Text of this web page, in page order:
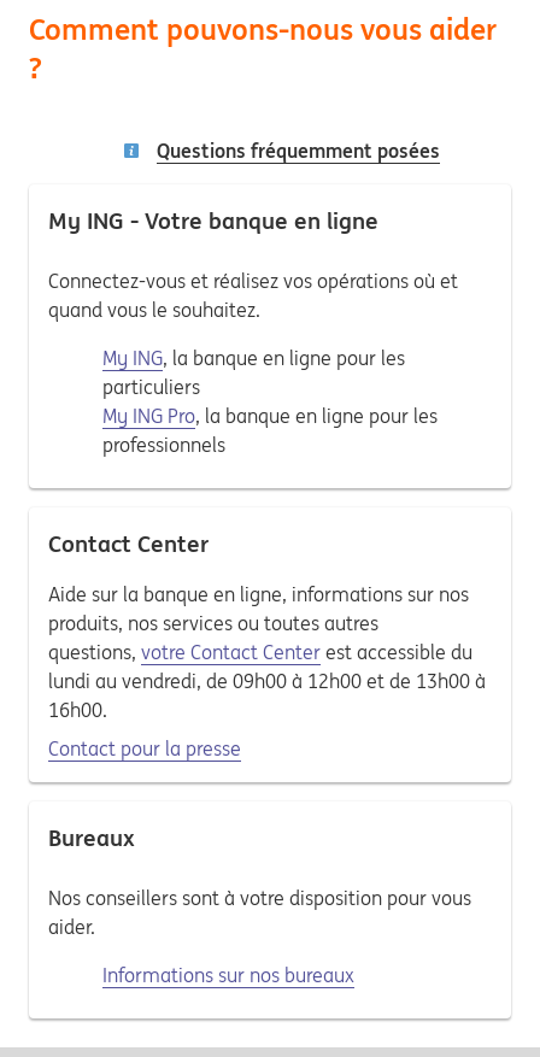
Comment pouvons-nous vous aider
?
Questions fréquemment posées
My ING - Votre banque en ligne
Connectez-vous et réalisez vos opérations où et
quand vous le souhaitez.
My ING, la banque en ligne pour les
particuliers
My ING Pro, la banque en ligne pour les
professionnels
Contact Center
Aide sur la banque en ligne, informations sur nos
produits, nos services ou toutes autres
questions, votre Contact Center est accessible du
lundi au vendredi, de 09h00 à 12h00 et de 13h00 à
16h00.
Contact pour la presse
Bureaux
Nos conseillers sont à votre disposition pour vous
aider.
Informations sur nos bureaux